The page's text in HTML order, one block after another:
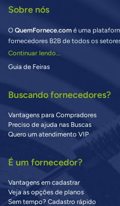
Sobre nós
O QuemFornece.com é uma
fornecedores B2B de todos os
Continuar lendo...
Guia de Feiras
Buscando fornecedores?
Vantagens para Compradores
Preciso de ajuda nas Buscas
Quero um atendimento VIP
É um fornecedor?
Vantagens em cadastrar
Veja as opções de planos
Sem tempo? Cadastro rápido